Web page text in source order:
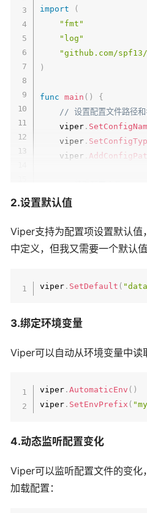
import
(
"fmt"
"log"
"github.com/
)
func main ( )
{
// 设置配置文件路径和
    viper
.
    viper
.
    viper
if err
}
    debug
:= viper.
    dbPort
    dbPass
:= viper .
2.设置默认值
Viper支持为配置项设置默认值
中定义，但我又需要一个默认
viper . SetDefault (
3.绑定环境变量
Viper可以自动从环境变量中读
viper .AutomaticEnv ( )
viper . SetEnvPrefix (
4.动态监听配置变化
Viper可以监听配置文件的变化
加载配置：